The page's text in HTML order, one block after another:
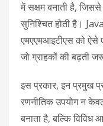
में सक्षम बनाती है,
सुनिश्चित होती है।
एमएएमआइटीएस को ऐसे
जो ग्राहकों की बढ़ती
इस प्रकार, इन प्रमुख
रणनीतिक उपयोग न
बनाता है, बल्कि